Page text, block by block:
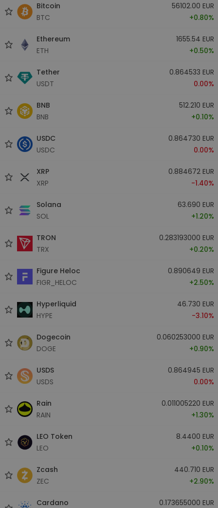
Bitcoin
BTC
56102.00 EUR
+0.80%
Ethereum
ETH
1655.54 EUR
+0.50%
Tether
USDT
0.864533 EUR
0.00%
BNB
BNB
512.210 EUR
+0.10%
USDC
USDC
0.864730 EUR
0.00%
XRP
XRP
0.884672 EUR
-1.40%
Solana
SOL
63.690 EUR
+1.20%
TRON
TRX
0.283193000 EUR
+0.20%
Figure Heloc
FIGR_HELOC
0.890649 EUR
+2.50%
Hyperliquid
HYPE
46.730 EUR
-3.10%
Dogecoin
DOGE
0.060253000 EUR
+0.90%
USDS
USDS
0.864945 EUR
0.00%
Rain
RAIN
0.011005220 EUR
+1.30%
LEO Token
LEO
8.4400 EUR
+0.10%
Zcash
ZEC
440.710 EUR
+2.90%
Cardano
0.173655000 EUR